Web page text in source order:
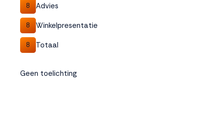
8 Advies
8 Winkelpresentatie
8 Totaal
Geen toelichting